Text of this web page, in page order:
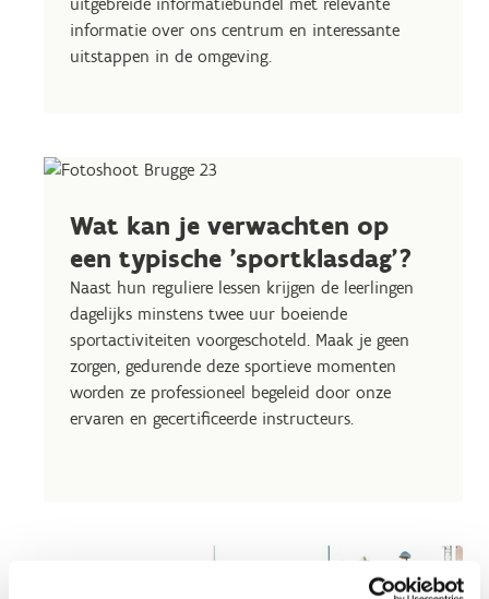
informatie over ons centrum en interessante
uitstappen in de omgeving.
Wat kan je verwachten op
een typische 'sportklasdag'?
Naast hun reguliere lessen krijgen de leerlingen
dagelijks minstens twee uur boeiende
sportactiviteiten voorgeschoteld. Maak je geen
zorgen, gedurende deze sportieve momenten
worden ze professioneel begeleid door onze
ervaren en gecertificeerde instructeurs.